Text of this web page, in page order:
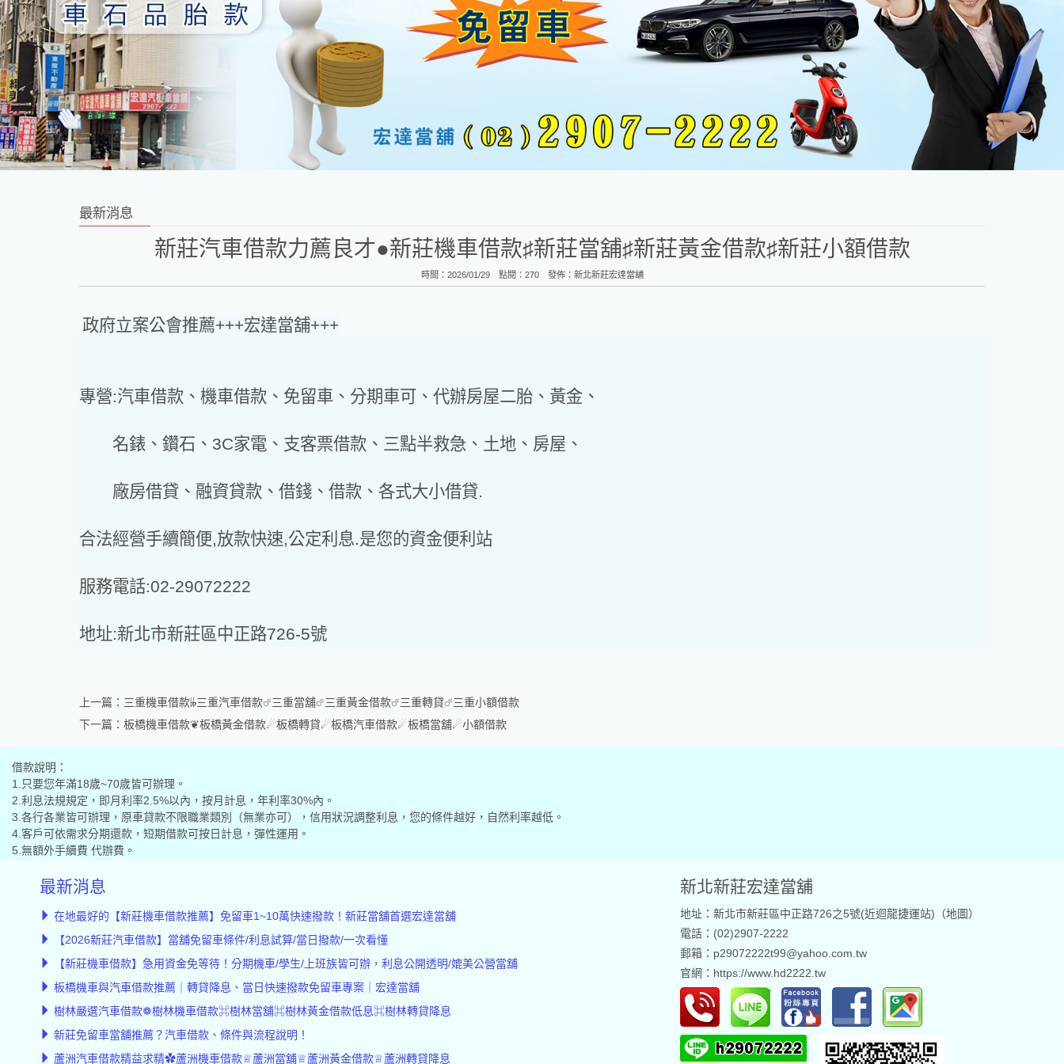
最新消息
新莊汽車借款力薦良才●新莊機車借款♯新莊當舖♯新莊黃金借款♯新莊小額借款
時間：2026/01/29 點閱：270 發佈： 新北新莊宏達當舖
政府立案公會推薦+++宏達當舖+++
專營:汽車借款、機車借款、免留車、分期車可、代辦房屋二胎、黃金、
名錶、鑽石、3C家電、支客票借款、三點半救急、土地、房屋、
廠房借貸、融資貸款、借錢、借款、各式大小借貸.
合法經營手續簡便,放款快速,公定利息.是您的資金便利站
服務電話:02-29072222
地址:新北市新莊區中正路726-5號
上一篇： 三重機車借款𝄫三重汽車借款☄三重當舖☄三重黃金借款☄三重轉貸☄三重小額借款
下一篇： 板橋機車借款❦板橋黃金借款☄板橋轉貸☄板橋汽車借款☄板橋當舖☄小額借款
借款說明：
1.只要您年滿18歲~70歲皆可辦理。
2.利息法規規定，即月利率2.5%以內，按月計息，年利率30%內。
3.各行各業皆可辦理，原車貸款不限職業類別（無業亦可），信用狀況調整利息，您的條件越好，自然利率越低。
4.客戶可依需求分期還款，短期借款可按日計息，彈性運用。
5.無額外手續費 代辦費。
最新消息
在地最好的【新莊機車借款推薦】免留車1~10萬快速撥款！新莊當舖首選宏達當舖
【2026新莊汽車借款】當舖免留車條件/利息試算/當日撥款/一次看懂
【新莊機車借款】急用資金免等待！分期機車/學生/上班族皆可辦，利息公開透明/媲美公營當舖
板橋機車與汽車借款推薦｜轉貸降息、當日快速撥款免留車專案｜宏達當舖
樹林嚴選汽車借款❁樹林機車借款⌘樹林當舖⌘樹林黃金借款低息⌘樹林轉貸降息
新莊免留車當舖推薦？汽車借款、條件與流程說明！
蘆洲汽車借款精益求精✿蘆洲機車借款♕蘆洲當舖♕蘆洲黃金借款♕蘆洲轉貸降息
新北新莊宏達當舖
地址：新北市新莊區中正路726之5號(近迴龍捷運站)（地圖）
電話：(02)2907-2222
郵箱：p29072222t99@yahoo.com.tw
官網： https://www.hd2222.tw